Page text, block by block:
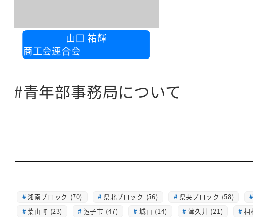
山口 祐輝
商工会連合会
#青年部事務局について
湘南ブロック (70) 県北ブロック (56) 県央ブロック (58)
葉山町 (23)
逗子市 (47) 城山 (14) 津久井 (21) 相